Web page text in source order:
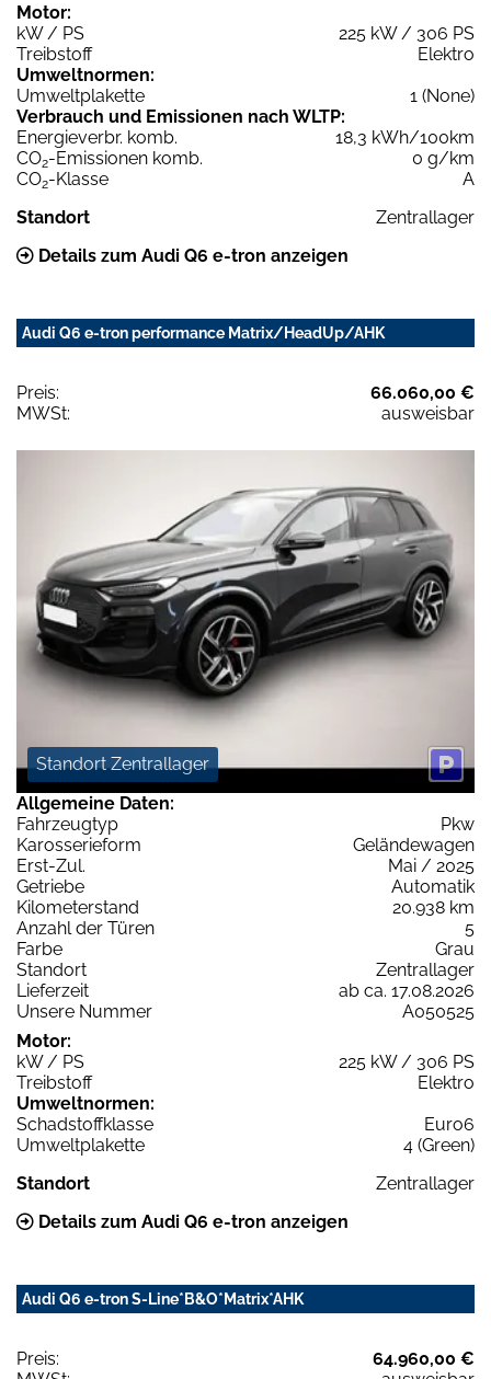
Motor:
kW / PS
225 kW / 306 PS
Treibstoff
Elektro
Umweltnormen:
Umweltplakette
1 (None)
Verbrauch und Emissionen nach WLTP:
Energieverbr. komb.
18,3 kWh/100km
CO2-Emissionen komb.
0 g/km
CO2-Klasse
A
Standort
Zentrallager
Details zum Audi Q6 e-tron anzeigen
Audi Q6 e-tron performance Matrix/HeadUp/AHK
Preis:
66.060,00 €
MWSt:
ausweisbar
Standort Zentrallager
Allgemeine Daten:
Fahrzeugtyp
Pkw
Karosserieform
Geländewagen
Erst-Zul.
Mai / 2025
Getriebe
Automatik
Kilometerstand
20.938 km
Anzahl der Türen
5
Farbe
Grau
Standort
Zentrallager
Lieferzeit
ab ca. 17.08.2026
Unsere Nummer
A050525
Motor:
kW / PS
225 kW / 306 PS
Treibstoff
Elektro
Umweltnormen:
Schadstoffklasse
Euro6
Umweltplakette
4 (Green)
Standort
Zentrallager
Details zum Audi Q6 e-tron anzeigen
Audi Q6 e-tron S-Line*B&O*Matrix*AHK
Preis:
64.960,00 €